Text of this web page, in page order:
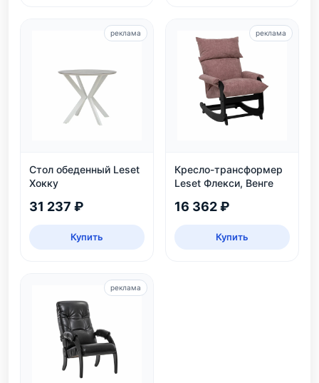
Стол обеденный Leset
Хокку
31 237 ₽
Купить
реклама
Кресло-трансформер
Leset Флекси, Венге
16 362 ₽
Купить
реклама
реклама